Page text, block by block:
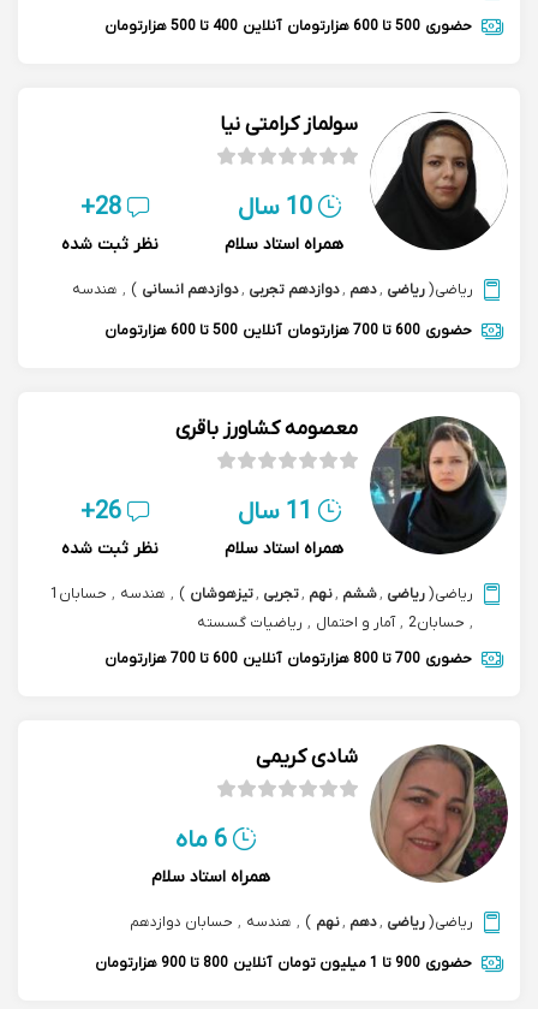
حضوری 500 تا 600 هزارتومان آنلاین 400 تا 500 هزارتومان
سولماز کرامتی نیا
10 سال
همراه استاد سلام
28+
نظر ثبت شده
ریاضی(ریاضی ,دهم ,دوازدهم تجربی ,دوازدهم انسانی )
, هندسه
حضوری 600 تا 700 هزارتومان آنلاین 500 تا 600 هزارتومان
معصومه کشاورز باقری
11 سال
همراه استاد سلام
26+
نظر ثبت شده
ریاضی(ریاضی ,ششم ,نهم ,تجربی ,تیزهوشان )
, هندسه , حسابان1
, حسابان2 , آمار و احتمال , ریاضیات گسسته
حضوری 700 تا 800 هزارتومان آنلاین 600 تا 700 هزارتومان
شادی کریمی
6 ماه
همراه استاد سلام
ریاضی(ریاضی ,دهم ,نهم )
, هندسه , حسابان دوازدهم
حضوری 900 تا 1 میلیون تومان آنلاین 800 تا 900 هزارتومان